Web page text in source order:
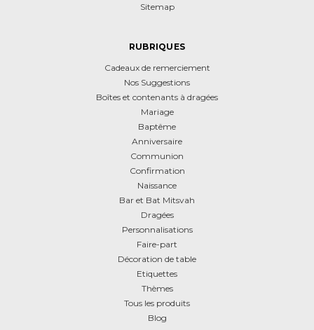
Sitemap
RUBRIQUES
Cadeaux de remerciement
Nos Suggestions
Boîtes et contenants à dragées
Mariage
Baptême
Anniversaire
Communion
Confirmation
Naissance
Bar et Bat Mitsvah
Dragées
Personnalisations
Faire-part
Décoration de table
Etiquettes
Thèmes
Tous les produits
Blog